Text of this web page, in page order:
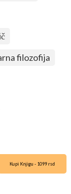
filozofija
Kupi Knjigu - 1099 rsd